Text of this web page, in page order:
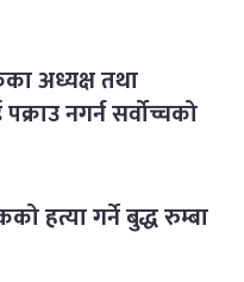
अध्यक्ष तथा
नगर्न सर्वोच्चको
हत्या गर्ने बुद्ध रुम्बा